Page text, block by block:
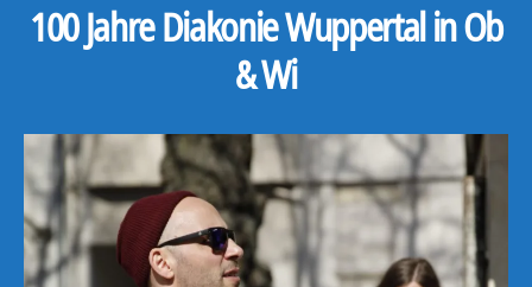
100 Jahre Diakonie Wuppertal in Ob
& Wi